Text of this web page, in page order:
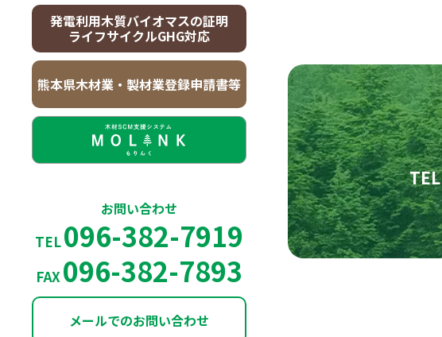
発電利用木質バイオマスの証明
ライフサイクルGHG対応
熊本県木材業・製材業登録申請書等
お問い合わせ
TEL096-382-7919
FAX096-382-7893
メールでのお問い合わせ
TEL